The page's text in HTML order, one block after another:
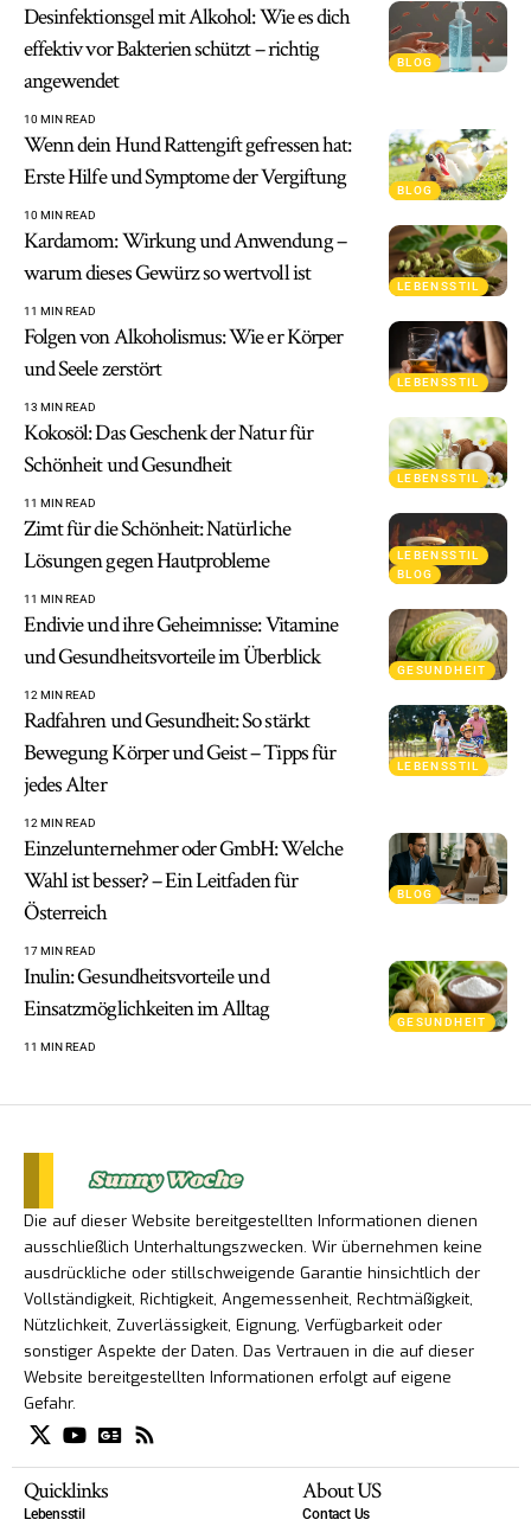
BLOG
Desinfektionsgel mit Alkohol: Wie es dich
effektiv vor Bakterien schützt – richtig
angewendet
10 MIN READ
BLOG
Wenn dein Hund Rattengift gefressen hat:
Erste Hilfe und Symptome der Vergiftung
10 MIN READ
LEBENSSTIL
Kardamom: Wirkung und Anwendung –
warum dieses Gewürz so wertvoll ist
11 MIN READ
LEBENSSTIL
Folgen von Alkoholismus: Wie er Körper
und Seele zerstört
13 MIN READ
LEBENSSTIL
Kokosöl: Das Geschenk der Natur für
Schönheit und Gesundheit
11 MIN READ
LEBENSSTIL
BLOG
Zimt für die Schönheit: Natürliche
Lösungen gegen Hautprobleme
11 MIN READ
GESUNDHEIT
Endivie und ihre Geheimnisse: Vitamine
und Gesundheitsvorteile im Überblick
12 MIN READ
LEBENSSTIL
Radfahren und Gesundheit: So stärkt
Bewegung Körper und Geist – Tipps für
jedes Alter
12 MIN READ
BLOG
Einzelunternehmer oder GmbH: Welche
Wahl ist besser? – Ein Leitfaden für
Österreich
17 MIN READ
GESUNDHEIT
Inulin: Gesundheitsvorteile und
Einsatzmöglichkeiten im Alltag
11 MIN READ
Die auf dieser Website bereitgestellten Informationen dienen
ausschließlich Unterhaltungszwecken. Wir übernehmen keine
ausdrückliche oder stillschweigende Garantie hinsichtlich der
Vollständigkeit, Richtigkeit, Angemessenheit, Rechtmäßigkeit,
Nützlichkeit, Zuverlässigkeit, Eignung, Verfügbarkeit oder
sonstiger Aspekte der Daten. Das Vertrauen in die auf dieser
Website bereitgestellten Informationen erfolgt auf eigene
Gefahr.
Quicklinks
Lebensstil
About US
Contact Us